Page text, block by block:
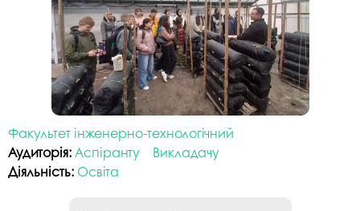
Факультет інженерно-технологічний
Аудиторія:Аспіранту
Викладачу
Діяльність: Освіта